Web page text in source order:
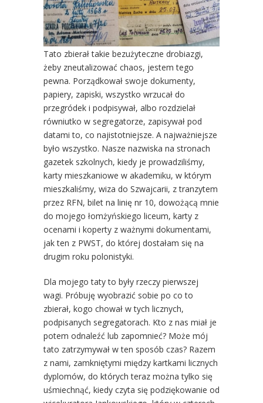
Tato zbierał takie bezużyteczne drobiazgi,
żeby zneutalizować chaos, jestem tego
pewna. Porządkował swoje dokumenty,
papiery, zapiski, wszystko wrzucał do
przegródek i podpisywał, albo rozdzielał
równiutko w segregatorze, zapisywał pod
datami to, co najistotniejsze. A najważniejsze
było wszystko. Nasze nazwiska na stronach
gazetek szkolnych, kiedy je prowadziliśmy,
karty mieszkaniowe w akademiku, w którym
mieszkaliśmy, wiza do Szwajcarii, z tranzytem
przez RFN, bilet na linię nr 10, dowożącą mnie
do mojego łomżyńskiego liceum, karty z
ocenami i koperty z ważnymi dokumentami,
jak ten z PWST, do której dostałam się na
drugim roku polonistyki.
Dla mojego taty to były rzeczy pierwszej
wagi. Próbuję wyobrazić sobie po co to
zbierał, kogo chował w tych licznych,
podpisanych segregatorach. Kto z nas miał je
potem odnaleźć lub zapomnieć? Może mój
tato zatrzymywał w ten sposób czas? Razem
z nami, zamkniętymi między kartkami licznych
dyplomów, do których teraz można tylko się
uśmiechnąć, kiedy czyta się podziękowanie od